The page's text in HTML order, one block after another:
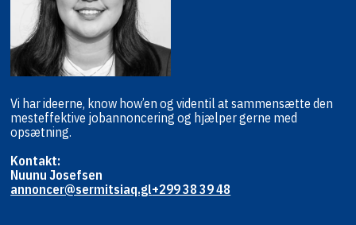
Vi har ideerne, know how’en og videntil at sammensætte den
mesteffektive jobannoncering og hjælpergerne med
opsætning.
Kontakt:
Nuunu Josefsen
annoncer@sermitsiaq.gl+299 38 39 48